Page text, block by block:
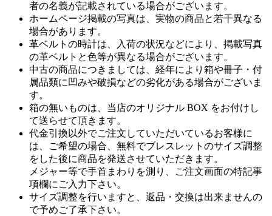
者の名義が記載されている場合がございます。
ホームページ掲載の写真は、実物の商品と若干異なる
場合があります。
革ベルトの時計は、入荷の状況などにより、掲載写真
の革ベルトと色等が異なる場合がございます。
中古の商品につきましては、経年により箱や冊子・付
属品類に凹みや破損などの劣化がある場合がございま
す。
箱の無いものは、当店のオリジナル BOX をお付けし
て送らせて頂きます。
代金引換以外でご注文していただいているお客様に
は、ご希望の場合、無料でブレスレットのサイズ調整
をした後に商品を発送させていただきます。
メジャー等で手首まわりを測り、ご注文画面の特記事
項欄にご入力下さい。
サイズ調整を行いますと、返品・交換は出来ませんの
で予めご了承下さい。